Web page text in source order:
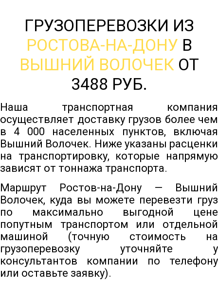
ГРУЗОПЕРЕВОЗКИ ИЗ
РОСТОВА-НА-ДОНУ В
ВЫШНИЙ ВОЛОЧЕКОТ
3488 РУБ.
Наша транспортная компания
осуществляет доставку грузов более чем
в 4 000 населенных пунктов, включая
Вышний Волочек. Ниже указаны расценки
на транспортировку, которые напрямую
зависят от тоннажа транспорта.
Маршрут Ростов-на-Дону — Вышний
Волочек, куда вы можете перевезти груз
по максимально выгодной цене
попутным транспортом или отдельной
машиной (точную стоимость на
грузоперевозку уточняйте у
консультантов компании по телефону
или оставьте заявку).